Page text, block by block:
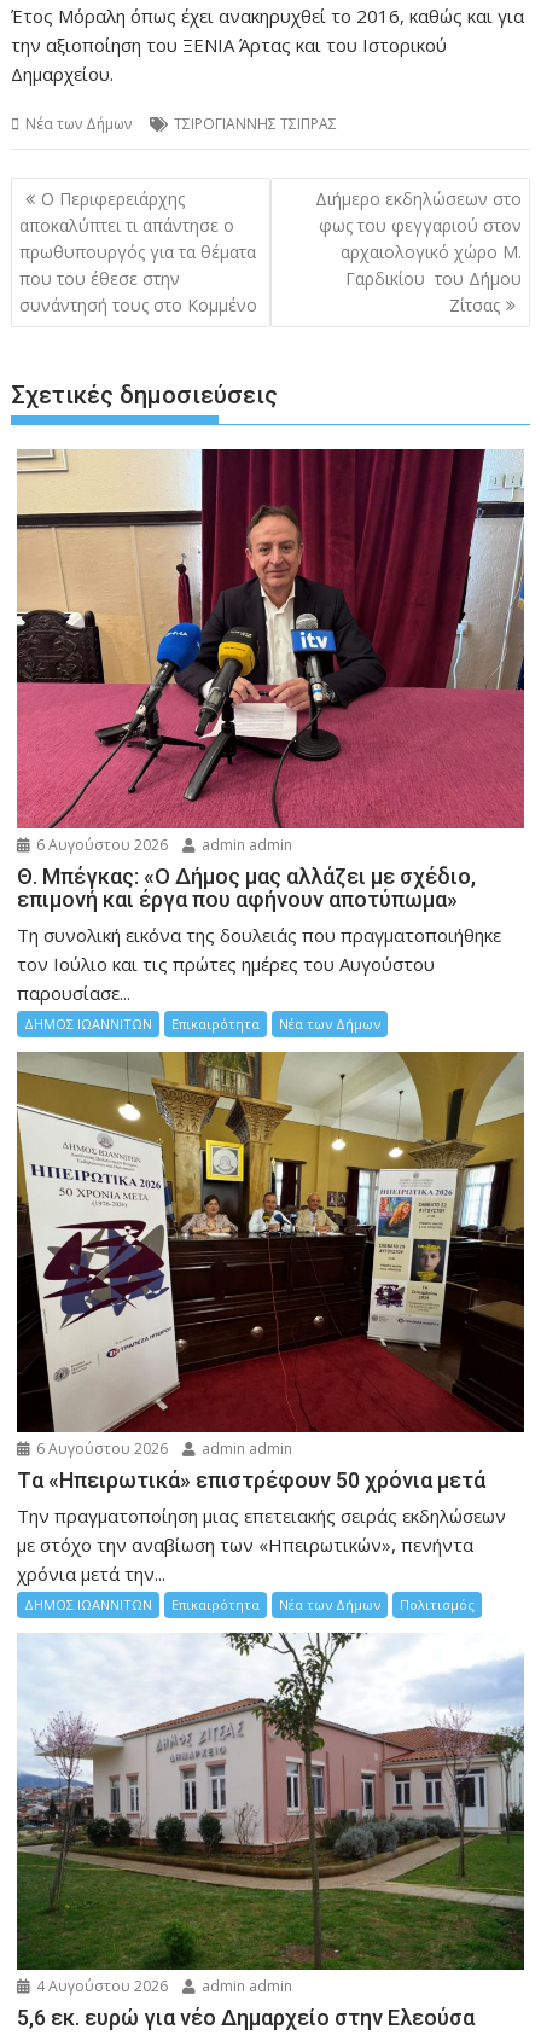
Έτος Μόραλη όπως έχει ανακηρυχθεί το 2016, καθώς και για
την αξιοποίηση του ΞΕΝΙΑ Άρτας και του Ιστορικού
Δημαρχείου.
Νέα των Δήμων ΤΣΙΡΟΓΙΑΝΝΗΣ ΤΣΙΠΡΑΣ
Πλοήγηση
άρθρων
Ο Περιφερειάρχης
αποκαλύπτει τι απάντησε ο
πρωθυπουργός για τα θέματα
που του έθεσε στην
συνάντησή τους στο Κομμένο
Διήμερο εκδηλώσεων στο
φως του φεγγαριού στον
αρχαιολογικό χώρο Μ.
Γαρδικίου του Δήμου
Ζίτσας
Σχετικές δημοσιεύσεις
6 Αυγούστου 2026 admin admin
Θ. Μπέγκας: «Ο Δήμος μας αλλάζει με σχέδιο,
επιμονή και έργα που αφήνουν αποτύπωμα»
Τη συνολική εικόνα της δουλειάς που πραγματοποιήθηκε
τον Ιούλιο και τις πρώτες ημέρες του Αυγούστου
παρουσίασε...
ΔΗΜΟΣ ΙΩΑΝΝΙΤΩΝ Επικαιρότητα Νέα των Δήμων
6 Αυγούστου 2026 admin admin
Tα «Ηπειρωτικά» επιστρέφουν 50 χρόνια μετά
Την πραγματοποίηση μιας επετειακής σειράς εκδηλώσεων
με στόχο την αναβίωση των «Ηπειρωτικών», πενήντα
χρόνια μετά την...
ΔΗΜΟΣ ΙΩΑΝΝΙΤΩΝ Επικαιρότητα Νέα των Δήμων Πολιτισμός
4 Αυγούστου 2026 admin admin
5,6 εκ. ευρώ για νέο Δημαρχείο στην Ελεούσα